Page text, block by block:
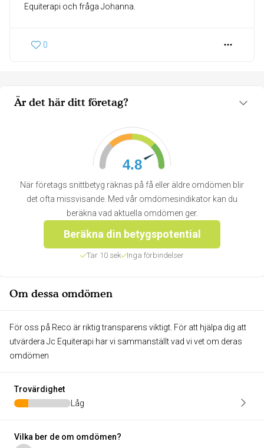
Är det här ditt företag?
4.8
När företags snittbetyg räknas på få eller äldre omdömen blir
det ofta missvisande. Med vår omdömesindikator kan du
beräkna vad aktuella omdömen ger.
Beräkna din betygspotential
Tar 10 sek Inga förbindelser
Om dessa omdömen
För oss på Reco är riktig transparens viktigt. För att hjälpa dig att
utvärdera Jc Equiterapi har vi sammanställt vad vi vet om deras
omdömen
Trovärdighet
Låg
Vilka ber de om omdömen?
Equiterapi och fråga Johanna.
0